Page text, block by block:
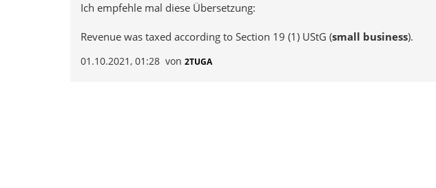
Ich empfehle mal diese Übersetzung:
Revenue was taxed according to Section 19 (1) UStG (small business).
01.10.2021, 01:28 von 2TUGA